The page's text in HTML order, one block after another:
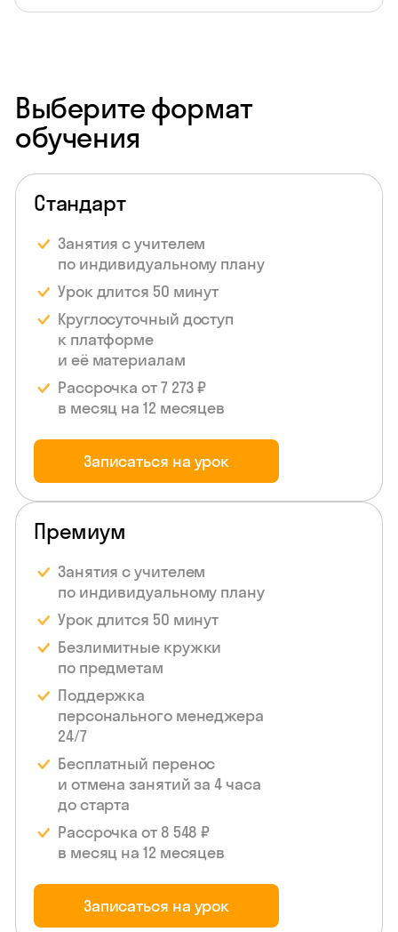
Выберите формат
обучения
Стандарт
Занятия с учителем
по индивидуальному плану
Урок длится 50 минут
Круглосуточный доступ
к платформе
и её материалам
Рассрочка от 7 273 ₽
в месяц на 12 месяцев
Записаться на урок
Премиум
Занятия с учителем
по индивидуальному плану
Урок длится 50 минут
Безлимитные кружки
по предметам
Поддержка
персонального менеджера
24/7
Бесплатный перенос
и отмена занятий за 4 часа
до старта
Рассрочка от 8 548 ₽
в месяц на 12 месяцев
Записаться на урок